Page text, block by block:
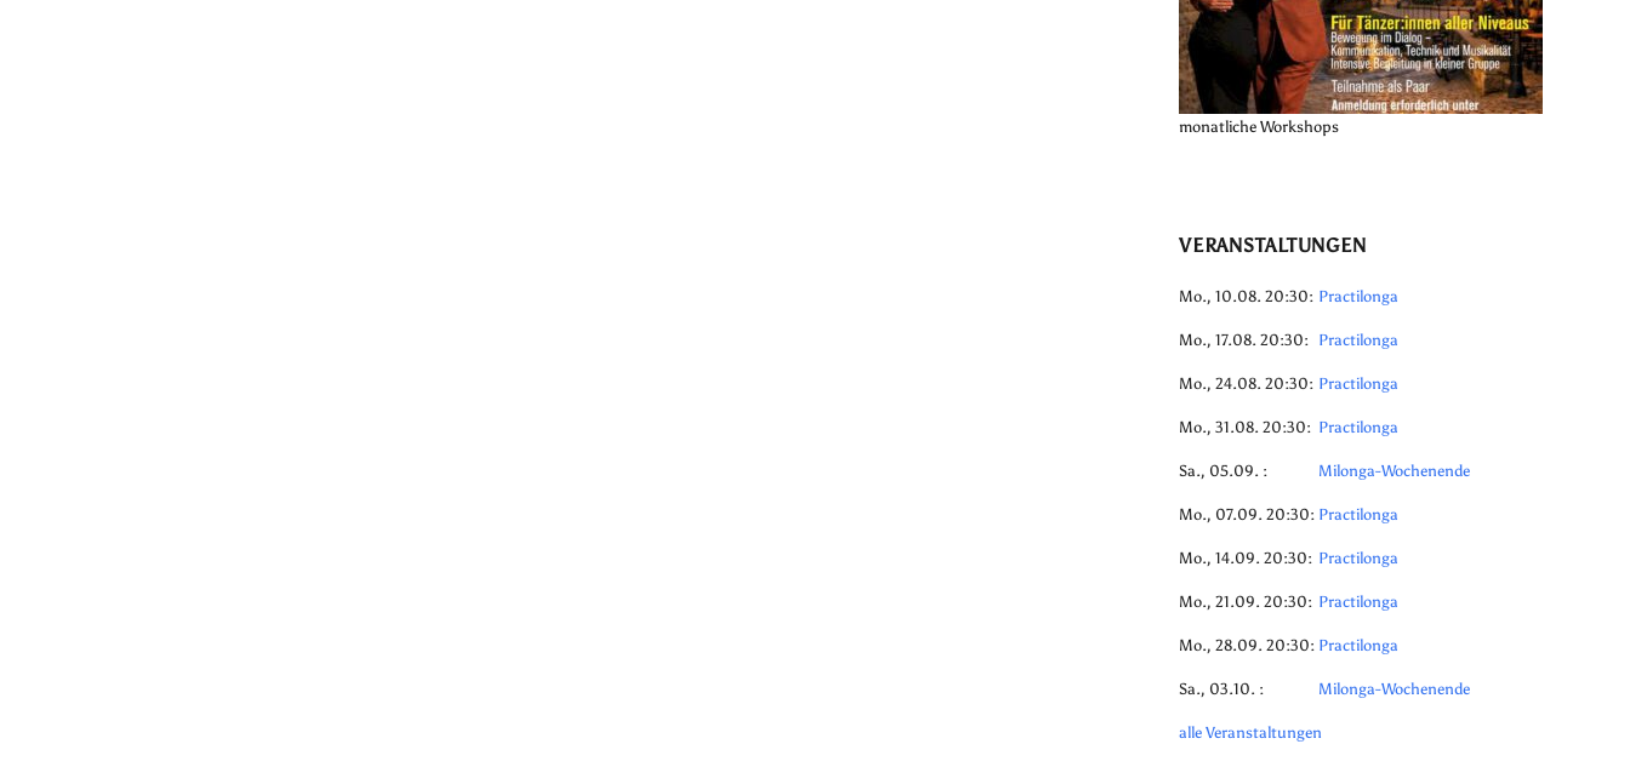
monatliche Workshops
VERANSTALTUNGEN
Mo., 10.08. 20:30: Practilonga
Mo., 17.08. 20:30: Practilonga
Mo., 24.08. 20:30: Practilonga
Mo., 31.08. 20:30: Practilonga
Sa., 05.09. : Milonga-Wochenende
Mo., 07.09. 20:30: Practilonga
Mo., 14.09. 20:30: Practilonga
Mo., 21.09. 20:30: Practilonga
Mo., 28.09. 20:30: Practilonga
Sa., 03.10. : Milonga-Wochenende
alle Veranstaltungen